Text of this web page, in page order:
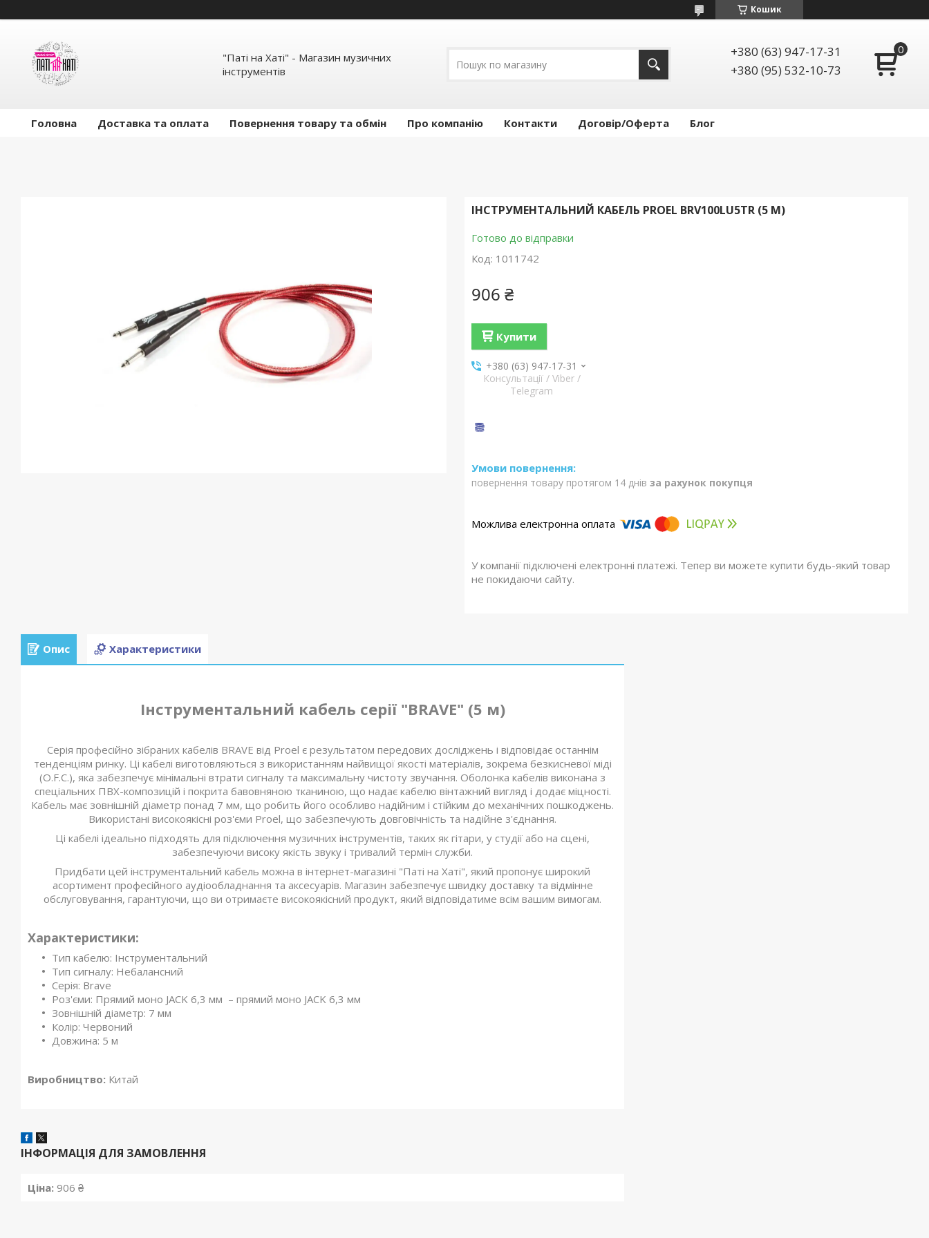
Кошик
"Паті на Хаті" - Магазин музичних
інструментів
+380 (63) 947-17-31
+380 (95) 532-10-73
Головна Доставка та оплата Повернення товару та обмін Про компанію Контакти Договір/Оферта Блог
ІНСТРУМЕНТАЛЬНИЙ КАБЕЛЬ PROEL BRV100LU5TR (5 М)
Готово до відправки
Код: 1011742
906 ₴
Купити
+380 (63) 947-17-31
Консультації / Viber /
Telegram
повернення товару протягом 14 днів за рахунок покупця
У компанії підключені електронні платежі. Тепер ви можете купити будь-який товар
не покидаючи сайту.
Опис Характеристики
Інструментальний кабель серії "BRAVE" (5 м)
Серія професійно зібраних кабелів BRAVE від Proel є результатом передових досліджень і відповідає останнім
тенденціям ринку. Ці кабелі виготовляються з використанням найвищої якості матеріалів, зокрема безкисневої міді
(O.F.C.), яка забезпечує мінімальні втрати сигналу та максимальну чистоту звучання. Оболонка кабелів виконана з
спеціальних ПВХ-композицій і покрита бавовняною тканиною, що надає кабелю вінтажний вигляд і додає міцності.
Кабель має зовнішній діаметр понад 7 мм, що робить його особливо надійним і стійким до механічних пошкоджень.
Використані високоякісні роз'єми Proel, що забезпечують довговічність та надійне з'єднання.
Ці кабелі ідеально підходять для підключення музичних інструментів, таких як гітари, у студії або на сцені,
забезпечуючи високу якість звуку і тривалий термін служби.
Придбати цей інструментальний кабель можна в інтернет-магазині "Паті на Хаті", який пропонує широкий
асортимент професійного аудіообладнання та аксесуарів. Магазин забезпечує швидку доставку та відмінне
обслуговування, гарантуючи, що ви отримаєте високоякісний продукт, який відповідатиме всім вашим вимогам.
Характеристики:
Тип кабелю: Інструментальний
Тип сигналу: Небалансний
Серія: Brave
Роз'єми: Прямий моно JACK 6,3 мм – прямий моно JACK 6,3 мм
Зовнішній діаметр: 7 мм
Колір: Червоний
Довжина: 5 м
Виробництво: Китай
ІНФОРМАЦІЯ ДЛЯ ЗАМОВЛЕННЯ
Ціна: 906 ₴